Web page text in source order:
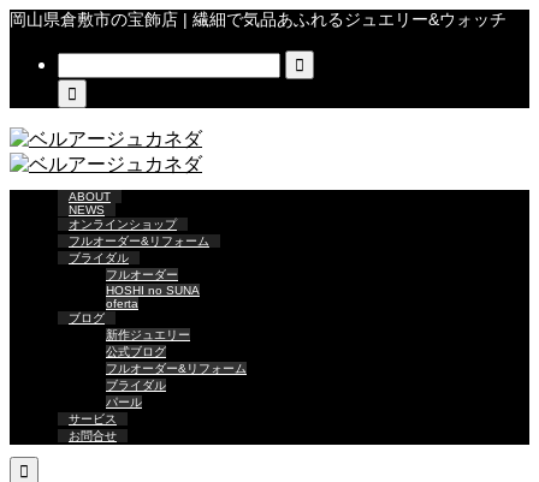
岡山県倉敷市の宝飾店 | 繊細で気品あふれるジュエリー&ウォッチ


ABOUT
NEWS
オンラインショップ
フルオーダー&リフォーム
ブライダル
フルオーダー
HOSHI no SUNA
oferta
ブログ
新作ジュエリー
公式ブログ
フルオーダー&リフォーム
ブライダル
パール
サービス
お問合せ
